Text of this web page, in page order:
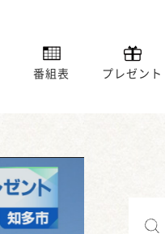
番組表 プレゼント